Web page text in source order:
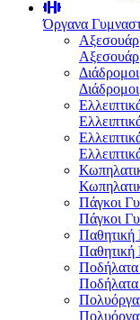
Όργανα
Αξεσουάρ
Αξεσουάρ
Διάδρομοι
Διάδρομοι
Πάγκοι
Πάγκοι
Παθητική
Παθητική
Ποδήλατα
Ποδήλατα